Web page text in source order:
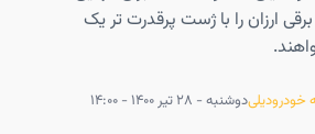
ارزان را با ژست پرقدرت تر یک
خودرودیلیدوشنبه - ۲۸ تیر ۱۴۰۰ - ۱۴:۰۰